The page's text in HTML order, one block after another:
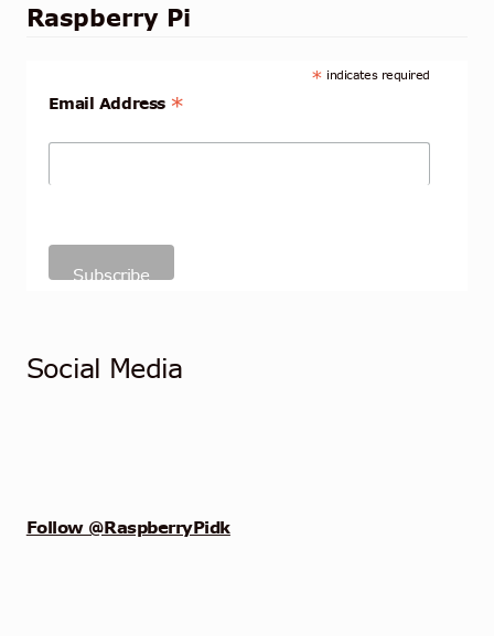
Raspberry Pi
* indicates required
Email Address *
Social Media
Follow @RaspberryPidk